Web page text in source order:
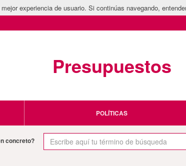
experiencia de usuario. Si continúas navegando,
Presupuestos
POLÍTICAS
concreto?